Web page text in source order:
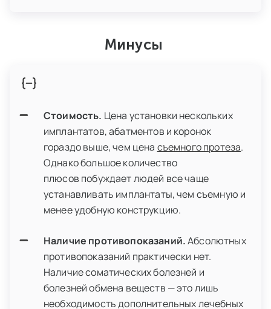
Минусы
Стоимость. Цена установки нескольких
имплантатов, абатментов и коронок
гораздо выше, чем цена съемного протеза.
Однако большое количество
плюсов побуждает людей все чаще
устанавливать имплантаты, чем съемную и
менее удобную конструкцию.
Наличие противопоказаний.Абсолютных
противопоказаний практически нет.
Наличие соматических болезней и
болезней обмена веществ — это лишь
необходимость дополнительных лечебных